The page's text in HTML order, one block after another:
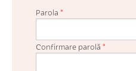
Parola *
Confirmare parolă *